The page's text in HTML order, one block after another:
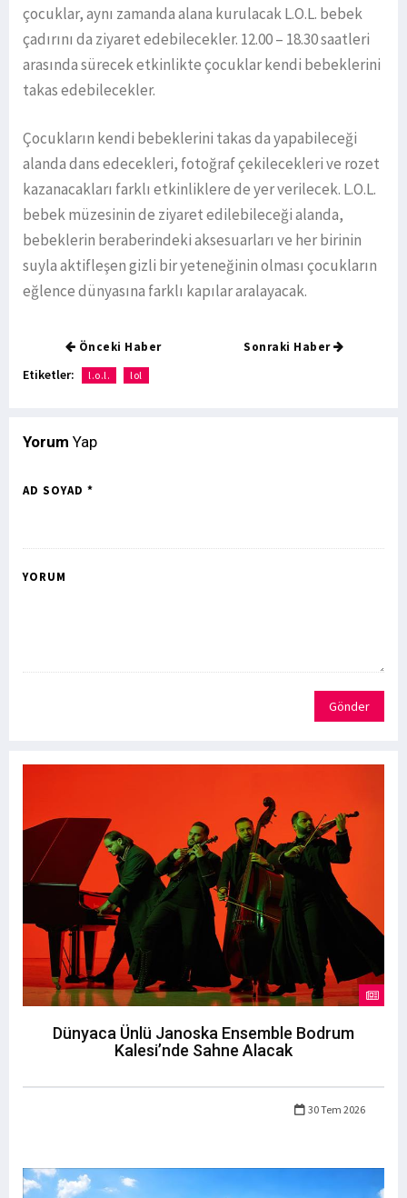
çocuklar, aynı zamanda alana kurulacak L.O.L. bebek
çadırını da ziyaret edebilecekler. 12.00 – 18.30 saatleri
arasında sürecek etkinlikte çocuklar kendi bebeklerini
takas edebilecekler.
Çocukların kendi bebeklerini takas da yapabileceği
alanda dans edecekleri, fotoğraf çekilecekleri ve rozet
kazanacakları farklı etkinliklere de yer verilecek. L.O.L.
bebek müzesinin de ziyaret edilebileceği alanda,
bebeklerin beraberindeki aksesuarları ve her birinin
suyla aktifleşen gizli bir yeteneğinin olması çocukların
eğlence dünyasına farklı kapılar aralayacak.
Önceki Haber Sonraki Haber
Etiketler: l.o.l. lol
Yorum Yap
AD SOYAD *
YORUM
Gönder
Dünyaca Ünlü Janoska Ensemble Bodrum
Kalesi’nde Sahne Alacak
30 Tem 2026